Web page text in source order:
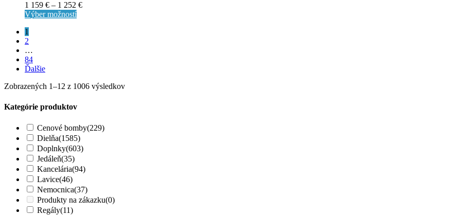
1 159 € – 1 252 €
Výber možností
1
2
…
84
Ďalšie
Zobrazených 1–12 z 1006 výsledkov
Kategórie produktov
Cenové bomby(229)
Dielňa(1585)
Doplnky(603)
Jedáleň(35)
Kancelária(94)
Lavice(46)
Nemocnica(37)
Produkty na zákazku(0)
Regály(11)